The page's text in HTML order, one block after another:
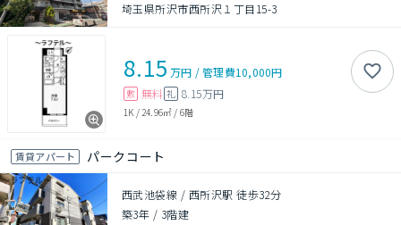
埼玉県所沢市西所沢１丁目15-3
8.15 万円 /管理費10,000円
敷 無料 礼 8.15万円
1K / 24.96㎡ / 6階
賃貸アパート パークコート
西武池袋線 / 西所沢駅 徒歩32分
築3年 / 3階建